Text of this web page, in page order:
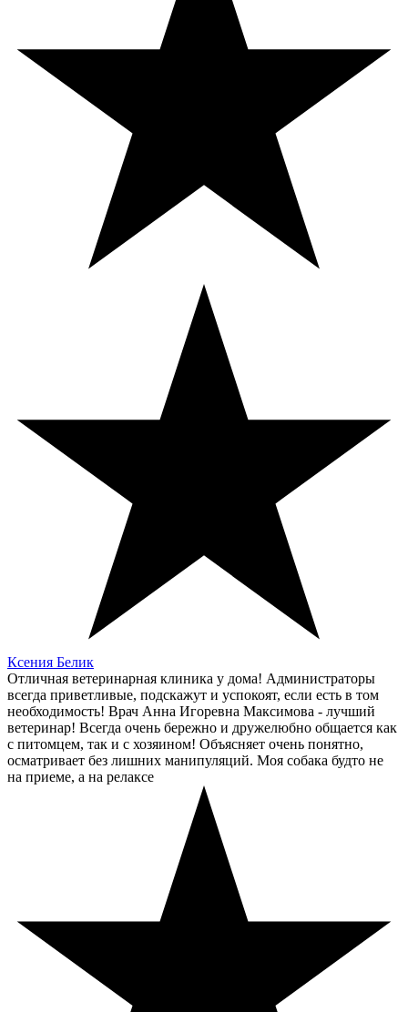
Ксения Белик
Отличная ветеринарная клиника у дома! Администраторы
всегда приветливые, подскажут и успокоят, если есть в том
необходимость! Врач Анна Игоревна Максимова - лучший
ветеринар! Всегда очень бережно и дружелюбно общается как
с питомцем, так и с хозяином! Объясняет очень понятно,
осматривает без лишних манипуляций. Моя собака будто не
на приеме, а на релаксе